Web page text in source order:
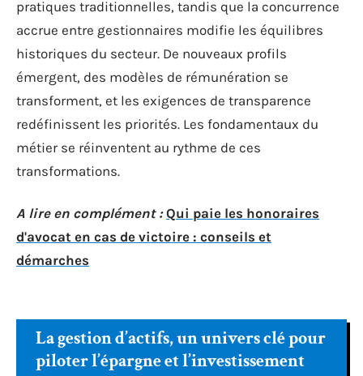
pratiques traditionnelles, tandis que la concurrence
accrue entre gestionnaires modifie les équilibres
historiques du secteur. De nouveaux profils
émergent, des modèles de rémunération se
transforment, et les exigences de transparence
redéfinissent les priorités. Les fondamentaux du
métier se réinventent au rythme de ces
transformations.
A lire en complément : Qui paie les honoraires
d'avocat en cas de victoire : conseils et
démarches
La gestion d’actifs, un univers clé pour
piloter l’épargne et l’investissement